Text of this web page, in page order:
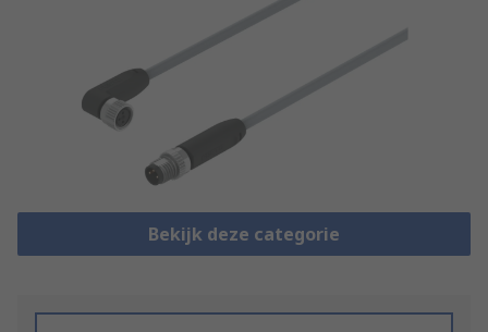
Bekijk deze categorie